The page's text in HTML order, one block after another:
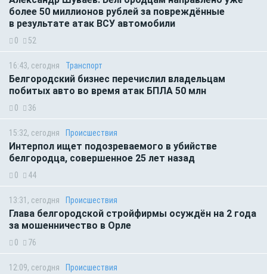
более 50 миллионов рублей за повреждённые
в результате атак ВСУ автомобили
0 52
16:43, сегодня Транспорт
Белгородский бизнес перечислил владельцам
побитых авто во время атак БПЛА 50 млн
0 36
15:32, сегодня Происшествия
Интерпол ищет подозреваемого в убийстве
белгородца, совершенное 25 лет назад
0 44
13:31, сегодня Происшествия
Глава белгородской стройфирмы осуждён на 2 года
за мошенничество в Орле
0 76
12:09, сегодня Происшествия